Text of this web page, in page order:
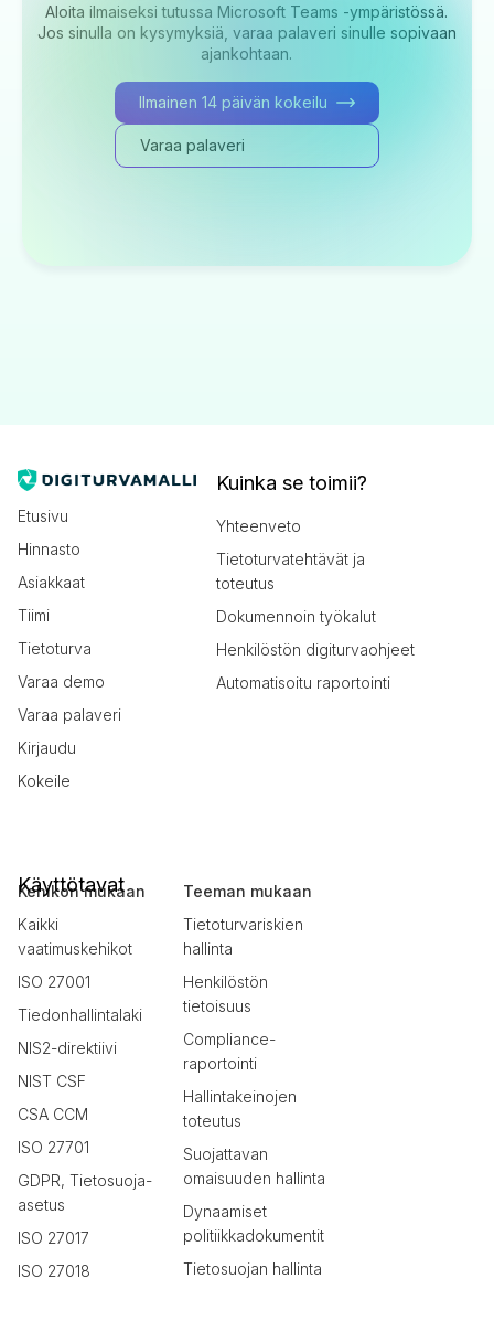
Aloita ilmaiseksi tutussa Microsoft Teams -ympäristössä.
Jos sinulla on kysymyksiä, varaa palaveri sinulle sopivaan
ajankohtaan.
Ilmainen 14 päivän kokeilu
Varaa palaveri
Etusivu
Hinnasto
Asiakkaat
Tiimi
Tietoturva
Varaa demo
Varaa palaveri
Kirjaudu
Kokeile
Kuinka se toimii?
Yhteenveto
Tietoturvatehtävät ja
toteutus
Dokumennoin työkalut
Henkilöstön digiturvaohjeet
Automatisoitu raportointi
Käyttötavat
Kehikon mukaan
Kaikki
vaatimuskehikot
ISO 27001
Tiedonhallintalaki
NIS2-direktiivi
NIST CSF
CSA CCM
ISO 27701
GDPR, Tietosuoja-
asetus
ISO 27017
ISO 27018
Teeman mukaan
Tietoturvariskien
hallinta
Henkilöstön
tietoisuus
Compliance-
raportointi
Hallintakeinojen
toteutus
Suojattavan
omaisuuden hallinta
Dynaamiset
politiikkadokumentit
Tietosuojan hallinta